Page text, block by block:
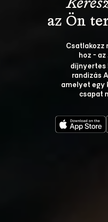
Csatlakozz
hoz - az
díjnyertes
randizás
amelyet egy
csapat